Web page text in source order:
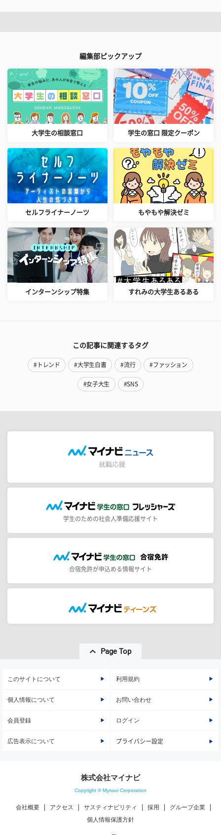
編集部ピックアップ
大学生の相談窓口 学生の窓口 限定クーポン
セルフライナーノーツ もやもや解決ゼミ
インターンシップ特集 すれみの大学生あるある
この記事に関連するタグ
#トレンド #大学生白書 #流行 #ファッション
#女子大生 #SNS
学生のための社会人準備応援サイト
合宿免許が申込める情報サイト
Page Top
このサイトについて 利用規約
個人情報について お問い合わせ
会員登録 ログイン
広告表示について プライバシー設定
株式会社マイナビ
Copyright © Mynavi Corporation
会社概要 アクセス サスティナビリティ 採用
グループ企業
個人情報保護方針